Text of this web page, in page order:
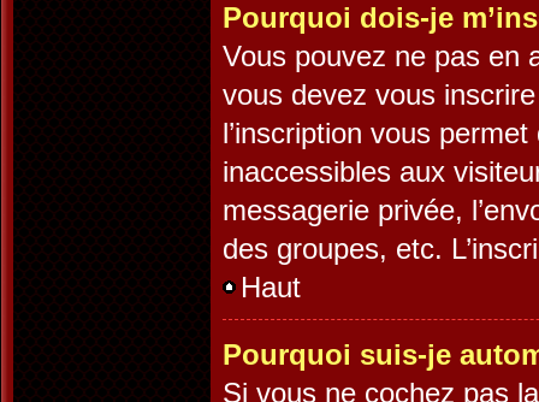
Pourquoi dois-je
Vous pouvez ne pas en
vous devez vous
l’inscription vous
inaccessibles aux
messagerie privée,
des groupes, etc.
Haut
Pourquoi suis-je
Si vous ne cochez pas